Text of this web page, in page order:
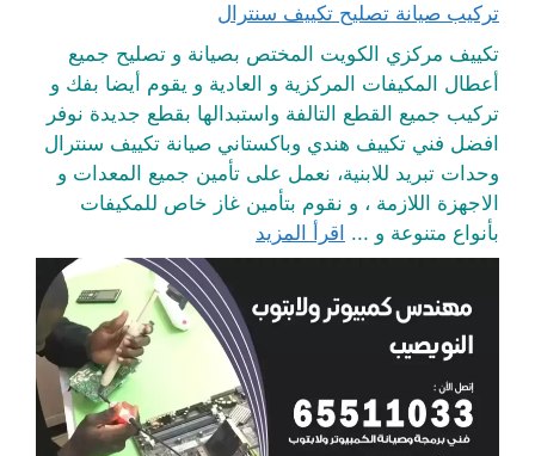
تركيب صيانة تصليح تكييف سنترال
تكييف مركزي الكويت المختص بصيانة و تصليح جميع
أعطال المكيفات المركزية و العادية و يقوم أيضا بفك و
تركيب جميع القطع التالفة واستبدالها بقطع جديدة نوفر
افضل فني تكييف هندي وباكستاني صيانة تكييف سنترال
وحدات تبريد للابنية، نعمل على تأمين جميع المعدات و
الاجهزة اللازمة ، و نقوم بتأمين غاز خاص للمكيفات
بأنواع متنوعة و ... اقرأ المزيد